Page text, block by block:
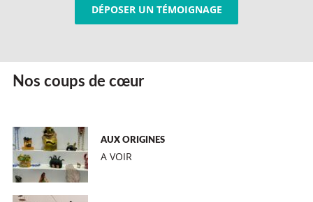
DÉPOSER UN TÉMOIGNAGE
Nos coups de cœur
AUX ORIGINES
A VOIR